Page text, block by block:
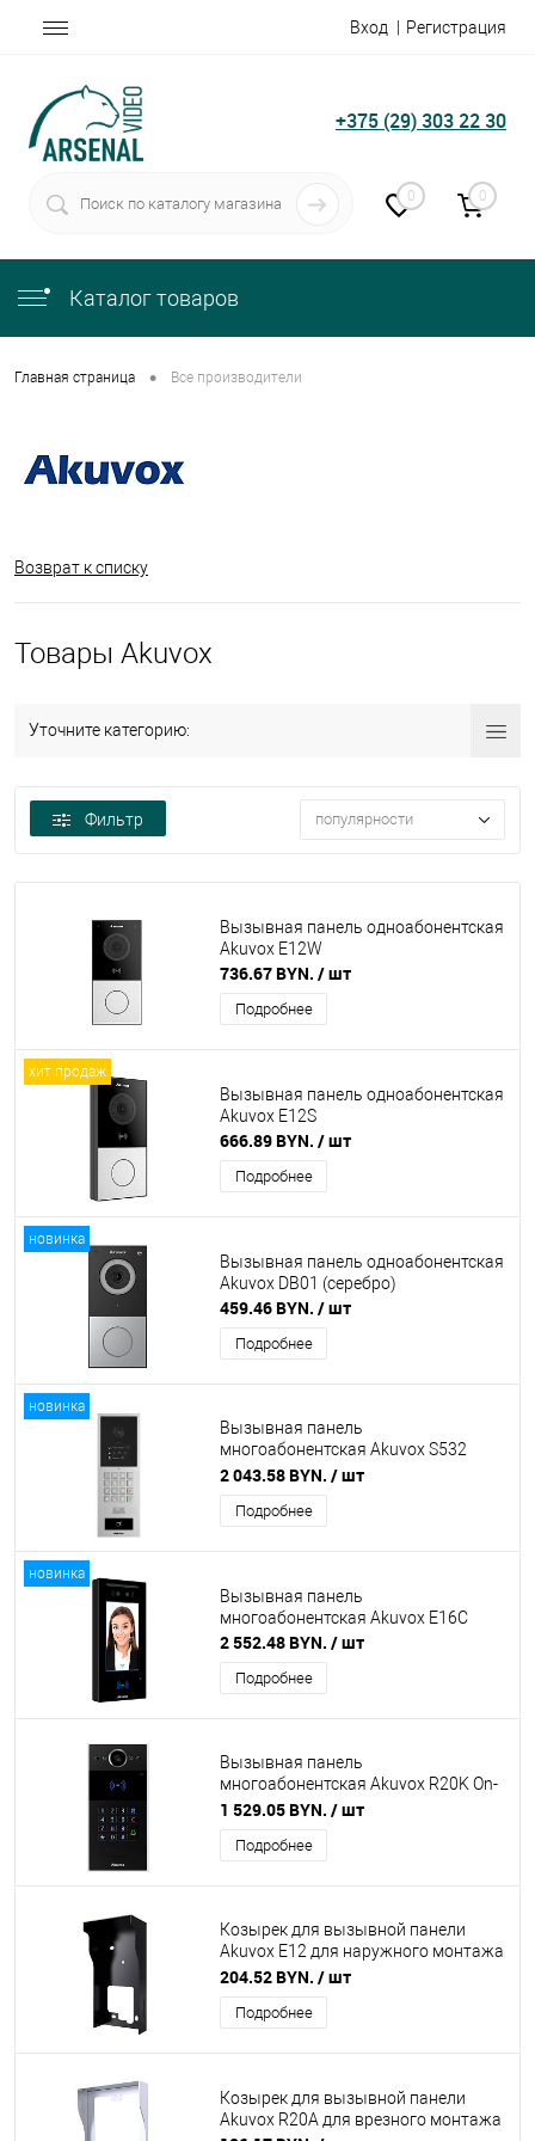
Вход Регистрация
+375 (29) 303 22 30
0 0
Каталог товаров
Главная страница • Все производители
Возврат к списку
Товары Akuvox
Уточните категорию:
Фильтр популярности
Вызывная панель одноабонентская
Akuvox E12W
736.67 BYN. / шт
Подробнее
хит продаж
Вызывная панель одноабонентская
Akuvox E12S
666.89 BYN. / шт
Подробнее
новинка
Вызывная панель одноабонентская
Akuvox DB01 (серебро)
459.46 BYN. / шт
Подробнее
новинка
Вызывная панель
многоабонентская Akuvox S532
(серебро)
2 043.58 BYN. / шт
Подробнее
новинка
Вызывная панель
многоабонентская Akuvox E16C
2 552.48 BYN. / шт
Подробнее
Вызывная панель
многоабонентская Akuvox R20K On-
Wall с кронштейном для наруж.
монтажа (черный)
1 529.05 BYN. / шт
Подробнее
Козырек для вызывной панели
Akuvox E12 для наружного монтажа
(черный)
204.52 BYN. / шт
Подробнее
Козырек для вызывной панели
Akuvox R20A для врезного монтажа